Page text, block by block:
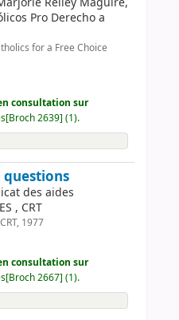
Pro Derecho a
for a Free Choice
consultation sur
2639] (1).
questions
des aides
, CRT
1977
consultation sur
2667] (1).